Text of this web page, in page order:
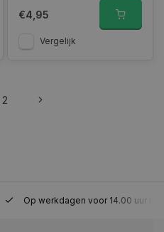
€4,95
Vergelijk
2
Op werkdagen voor 14.00 uur
Cloudflare Inc.
.webshopapp.com
29
57